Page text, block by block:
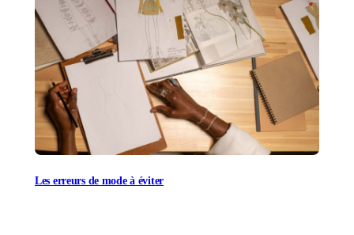
Les erreurs de mode à éviter